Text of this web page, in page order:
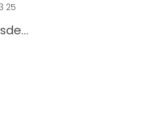
25